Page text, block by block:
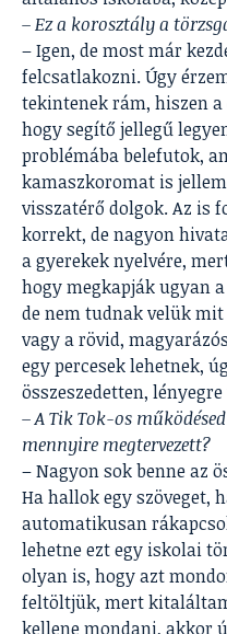
– Ez a korosztály a
– Igen, de most már
felcsatlakozni. Úgy
tekintenek rám, hiszen
hogy segítő jellegű
problémába belefutok,
kamaszkoromat is
visszatérő dolgok. Az is
korrekt, de nagyon
a gyerekek nyelvére,
hogy megkapják ugyan
de nem tudnak velük
vagy a rövid,
egy percesek lehetnek,
összeszedetten,
– A Tik Tok-os
mennyire megtervezett?
– Nagyon sok benne az
Ha hallok egy szöveget,
automatikusan
lehetne ezt egy iskolai
olyan is, hogy azt
feltöltjük, mert
kellene mondani, akkor